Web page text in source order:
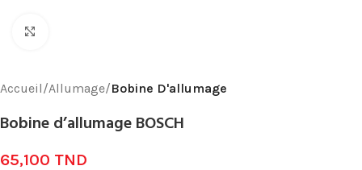
Accueil Allumage Bobine D'allumage
Bobine d’allumage BOSCH
65,100 TND